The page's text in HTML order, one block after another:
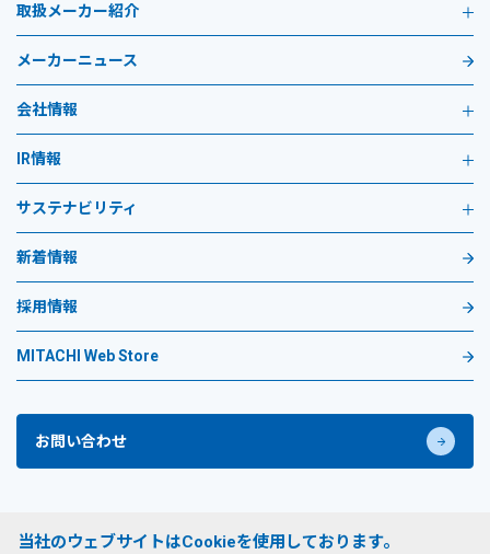
取扱メーカー紹介
メーカーニュース
会社情報
IR情報
サステナビリティ
新着情報
採用情報
MITACHI Web Store
お問い合わせ
当社のウェブサイトはCookieを使用しております。